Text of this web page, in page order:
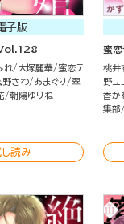
子版
Vol.128
れ 大塚麗華
蜜恋テ
野さわ あまぐり
翠
朝陽ゆりね
読み
蜜
桃井
野ユ
香か
集部